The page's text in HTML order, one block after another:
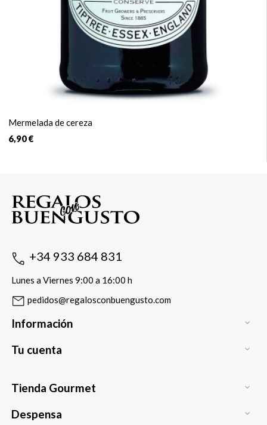
Mermelada de cereza
6,90 €
+34 933 684 831
Lunes a Viernes 9:00 a 16:00 h
pedidos@regalosconbuengusto.com
Información 
Tu cuenta 
Tienda Gourmet 
Despensa 